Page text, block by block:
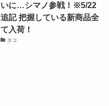
いに…シマノ参戦！※5/22
追記 把握している新商品全
て入荷！
タコ